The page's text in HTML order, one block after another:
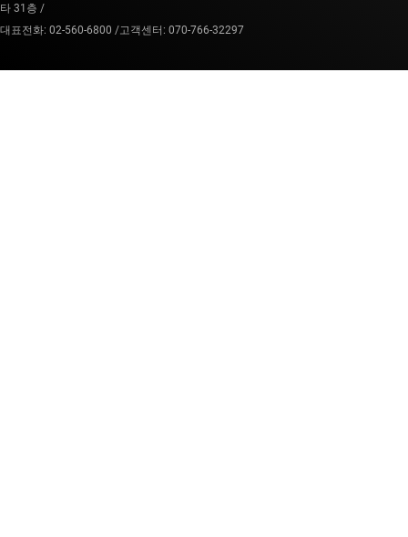
타 31층 /
대표전화: 02-560-6800 /고객센터: 070-766-32297